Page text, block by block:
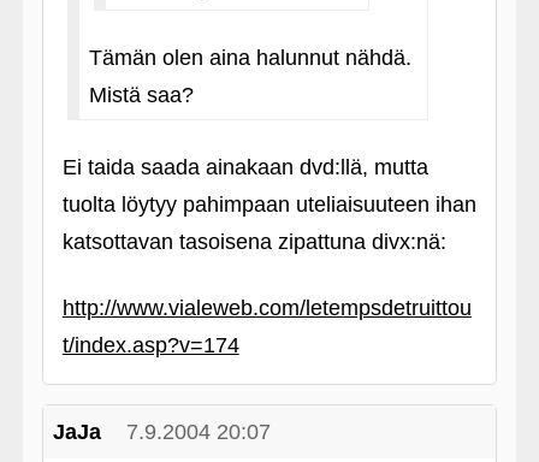
Tämän olen aina halunnut nähdä.
Mistä saa?
Ei taida saada ainakaan dvd:llä, mutta
tuolta löytyy pahimpaan uteliaisuuteen ihan
katsottavan tasoisena zipattuna divx:nä:
http://www.vialeweb.com/letempsdetruittou
t/index.asp?v=174
JaJa 7.9.2004 20:07